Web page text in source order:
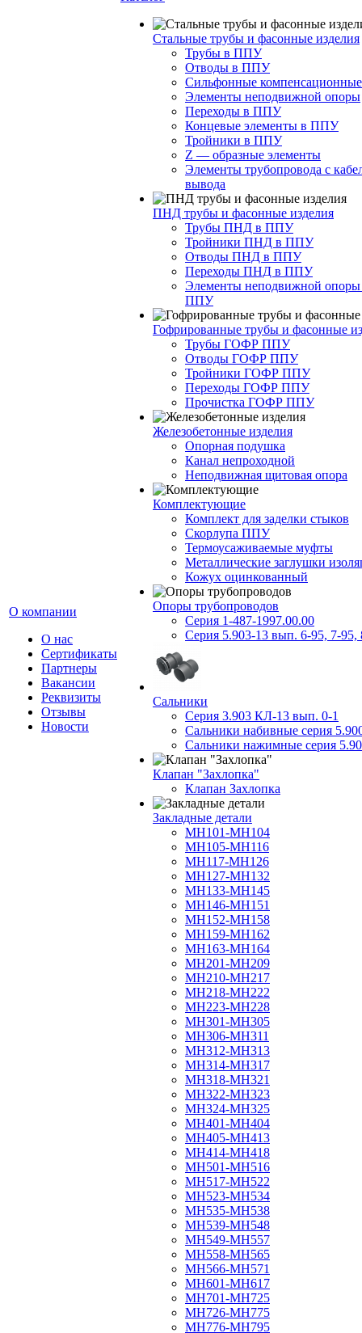
О компании
О нас
Сертификаты
Партнеры
Вакансии
Реквизиты
Отзывы
Новости
Стальные трубы и фасонные изделия
Трубы в ППУ
Отводы в ППУ
Сильфонные
Элементы неподвижной опоры
Переходы в ППУ
Концевые элементы в ППУ
Тройники в ППУ
Z — образные элементы
Элементы трубопровода с
вывода
ПНД трубы и фасонные изделия
Трубы ПНД в ППУ
Тройники ПНД в ППУ
Отводы ПНД в ППУ
Переходы ПНД в ППУ
Элементы неподвижной
ППУ
Гофрированные трубы и фасонные
Трубы ГОФР ППУ
Отводы ГОФР ППУ
Тройники ГОФР ППУ
Переходы ГОФР ППУ
Прочистка ГОФР ППУ
Железобетонные изделия
Опорная подушка
Канал непроходной
Неподвижная щитовая опора
Комплектующие
Комплект для заделки стыков
Скорлупа ППУ
Термоусаживаемые муфты
Металлические заглушки
Кожух оцинкованный
Опоры трубопроводов
Серия 1-487-1997.00.00
Серия 5.903-13 вып. 6-95, 7-95,
Сальники
Серия 3.903 КЛ-13 вып. 0-1
Сальники набивные серия
Сальники нажимные серия
Клапан "Захлопка"
Клапан Захлопка
Закладные детали
МН101-МН104
МН105-МН116
МН117-МН126
МН127-МН132
МН133-МН145
МН146-МН151
МН152-МН158
МН159-МН162
МН163-МН164
МН201-МН209
МН210-МН217
МН218-МН222
МН223-МН228
МН301-МН305
МН306-МН311
МН312-МН313
МН314-МН317
МН318-МН321
МН322-МН323
МН324-МН325
МН401-МН404
МН405-МН413
МН414-МН418
МН501-МН516
МН517-МН522
МН523-МН534
МН535-МН538
МН539-МН548
МН549-МН557
МН558-МН565
МН566-МН571
МН601-МН617
МН701-МН725
МН726-МН775
МН776-МН795